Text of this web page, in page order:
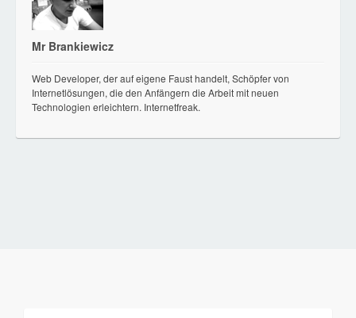
Mr Brankiewicz
Web Developer, der auf eigene Faust handelt, Schöpfer von
Internetlösungen, die den Anfängern die Arbeit mit neuen
Technologien erleichtern. Internetfreak.